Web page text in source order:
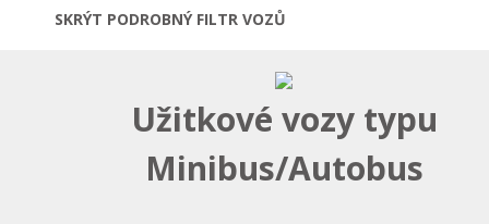
SKRÝT PODROBNÝ FILTR VOZŮ
Užitkové vozy typu
Minibus/Autobus